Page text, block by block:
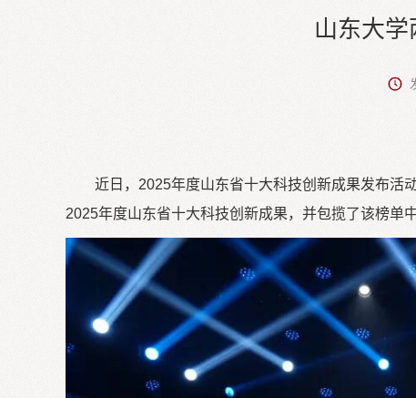
山东大
近日，2025年度山东省十大科技创新成果发布活
2025年度山东省十大科技创新成果，并包揽了该榜单